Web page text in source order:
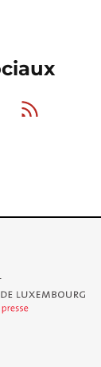
Github